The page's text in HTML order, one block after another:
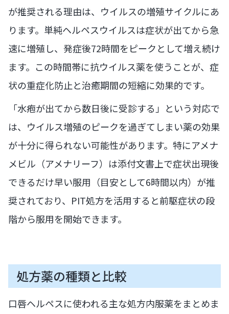
が推奨される理由は、ウイルスの増殖サイクルにあ
ります。単純ヘルペスウイルスは症状が出てから急
速に増殖し、発症後72時間をピークとして増え続け
ます。この時間帯に抗ウイルス薬を使うことが、症
状の重症化防止と治癒期間の短縮に効果的です。
「水疱が出てから数日後に受診する」という対応で
は、ウイルス増殖のピークを過ぎてしまい薬の効果
が十分に得られない可能性があります。特にアメナ
メビル（アメナリーフ）は添付文書上で症状出現後
できるだけ早い服用（目安として6時間以内）が推
奨されており、PIT処方を活用すると前駆症状の段
階から服用を開始できます。
処方薬の種類と比較
口唇ヘルペスに使われる主な処方内服薬をまとめま